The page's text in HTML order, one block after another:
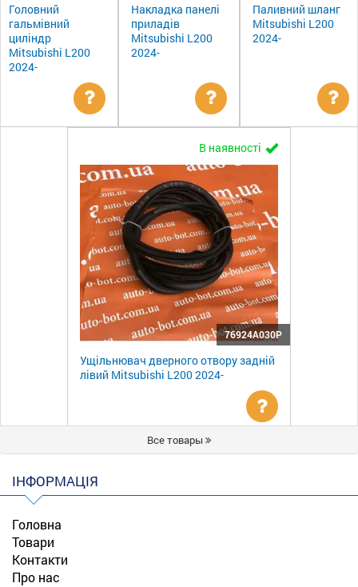
Головний
гальмівний
циліндр
Mitsubishi L200
2024-
Уточнити
Накладка панелі
приладів
Mitsubishi L200
2024-
Уточнити
ціну
Паливний шланг
Mitsubishi L200
2024-
В наявності
76924A030P
Ущільнювач дверного отвору задній
лівий Mitsubishi L200 2024-
Уточнити
ціну
Все товары
ІНФОРМАЦІЯ
Головна
Товари
Контакти
Про нас